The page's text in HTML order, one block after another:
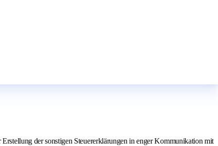
der sonstigen Steuererklärungen in enger Kommunikation mit